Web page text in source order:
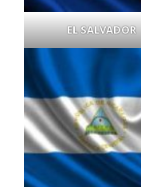
EL SALVADOR